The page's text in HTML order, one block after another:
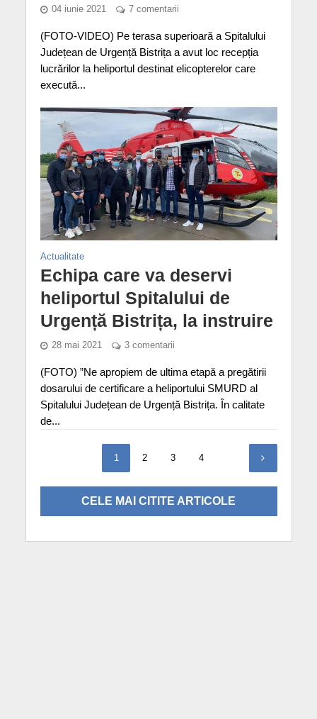
04 iunie 2021 7 comentarii
(FOTO-VIDEO) Pe terasa superioară a Spitalului
Județean de Urgență Bistrița a avut loc recepția
lucrărilor la heliportul destinat elicopterelor care
execută...
Actualitate
Echipa care va deservi
heliportul Spitalului de
Urgență Bistrița, la instruire
28 mai 2021 3 comentarii
(FOTO) ”Ne apropiem de ultima etapă a pregătirii
dosarului de certificare a heliportului SMURD al
Spitalului Județean de Urgență Bistrița. În calitate
de...
1 2 3 4
CELE MAI CITITE ARTICOLE